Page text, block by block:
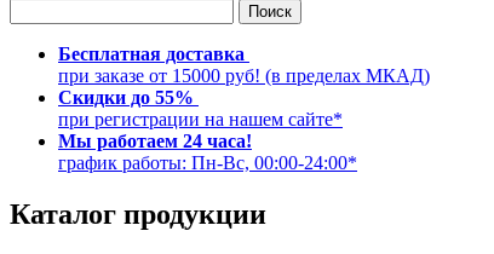
Бесплатная доставка
при заказе от 15000 руб! (в пределах МКАД)
Скидки до 55%
при регистрации на нашем сайте*
Мы работаем 24 часа!
график работы: Пн-Вс, 00:00-24:00*
Каталог продукции